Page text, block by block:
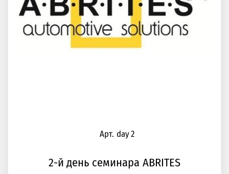
Арт. day 2
2-й день семинара ABRITES